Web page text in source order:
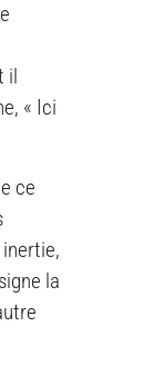
il
« Ici
ce
la